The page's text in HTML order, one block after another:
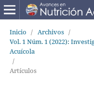
Inicio / Archivos /
Vol. 1 Núm. 1 (2022):
Acuícola
/
Artículos